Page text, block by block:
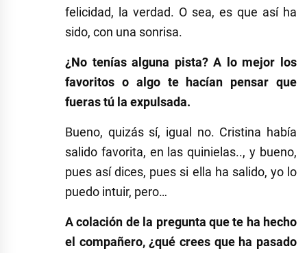
felicidad, la verdad. O sea, es que así ha
sido, con una sonrisa.
¿No tenías alguna pista? A lo mejor los
favoritos o algo te hacían pensar que
fueras tú la expulsada.
Bueno, quizás sí, igual no. Cristina había
salido favorita, en las quinielas.., y bueno,
pues así dices, pues si ella ha salido, yo lo
puedo intuir, pero…
A colación de la pregunta que te ha hecho
el compañero, ¿qué crees que ha pasado